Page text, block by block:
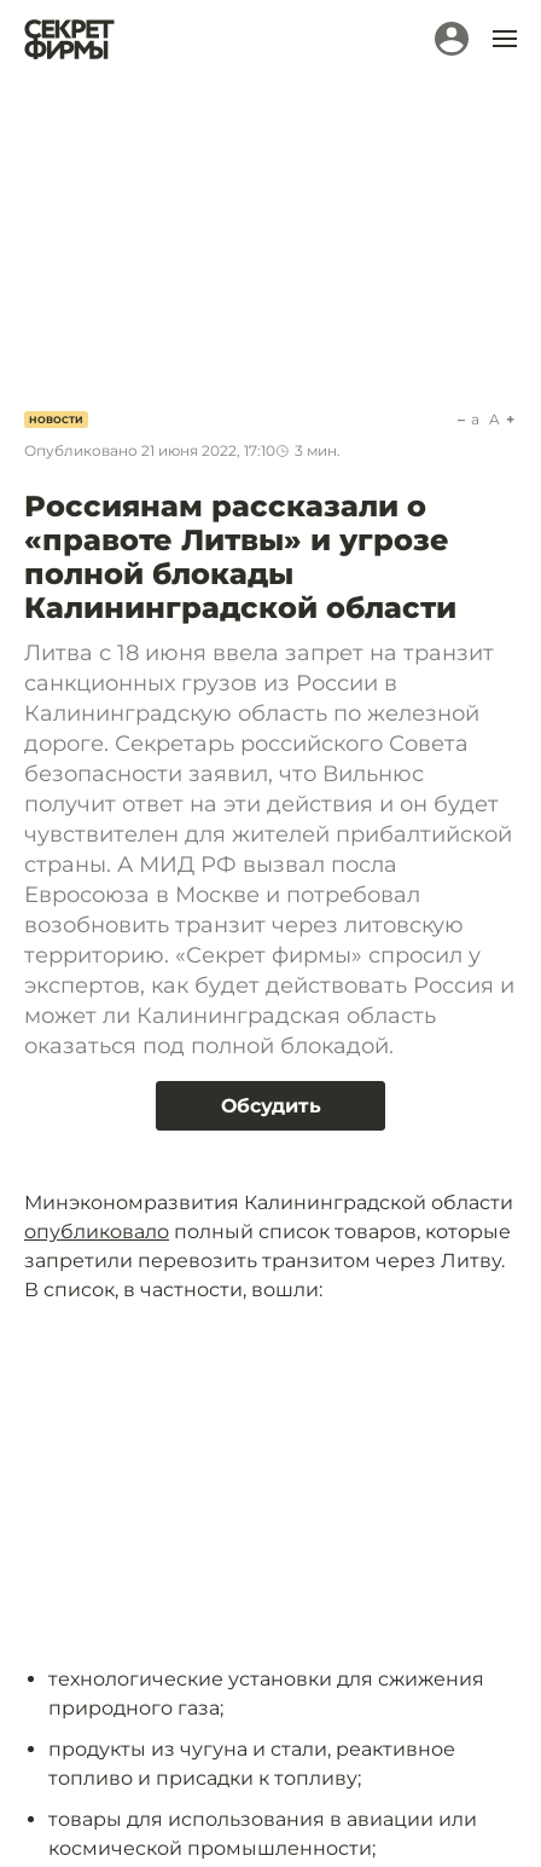
НОВОСТИ
Опубликовано 21 июня 2022, 17:10 3 мин.
a A
Россиянам рассказали о
«правоте Литвы» и угрозе
полной блокады
Калининградской области
Литва с 18 июня ввела запрет на транзит
санкционных грузов из России в
Калининградскую область по железной
дороге. Секретарь российского Совета
безопасности заявил, что Вильнюс
получит ответ на эти действия и он будет
чувствителен для жителей прибалтийской
страны. А МИД РФ вызвал посла
Евросоюза в Москве и потребовал
возобновить транзит через литовскую
территорию. «Секрет фирмы» спросил у
экспертов, как будет действовать Россия и
может ли Калининградская область
оказаться под полной блокадой.
Обсудить
Минэкономразвития Калининградской области
опубликовало полный список товаров, которые
запретили перевозить транзитом через Литву.
В список, в частности, вошли:
технологические установки для сжижения
природного газа;
продукты из чугуна и стали, реактивное
топливо и присадки к топливу;
товары для использования в авиации или
космической промышленности;